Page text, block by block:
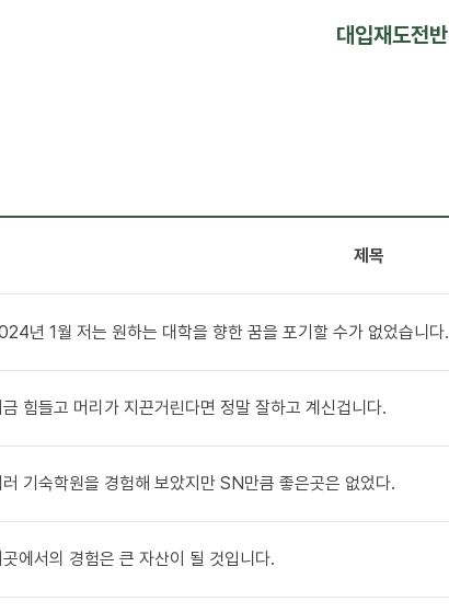
대입재도전반
제목
년 1월 저는 원하는 대학을 향한 꿈을 포기할 수가 없었습니다.
힘들고 머리가 지끈거린다면 정말 잘하고 계신겁니다.
기숙학원을 경험해 보았지만 SN만큼 좋은곳은 없었다.
에서의 경험은 큰 자산이 될 것입니다.